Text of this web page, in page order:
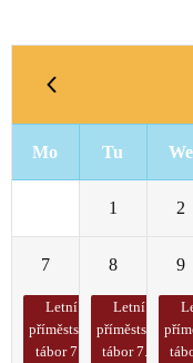
Mo Tu We
1 2
7
Letní
příměstský
tábor 7. -
8
Letní
příměstský
tábor 7. -
9